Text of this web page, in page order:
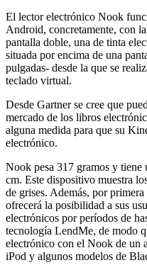
El lector electrónico Nook
Android, concretamente, con
pantalla doble, una de tinta
situada por encima de una
pulgadas- desde la que se
teclado virtual.
Desde Gartner se cree que
mercado de los libros
alguna medida para que su
electrónico.
Nook pesa 317 gramos y
cm. Este dispositivo muestra
de grises. Además, por
ofrecerá la posibilidad a sus
electrónicos por períodos de
tecnología LendMe, de modo
electrónico con el Nook de un
iPod y algunos modelos de